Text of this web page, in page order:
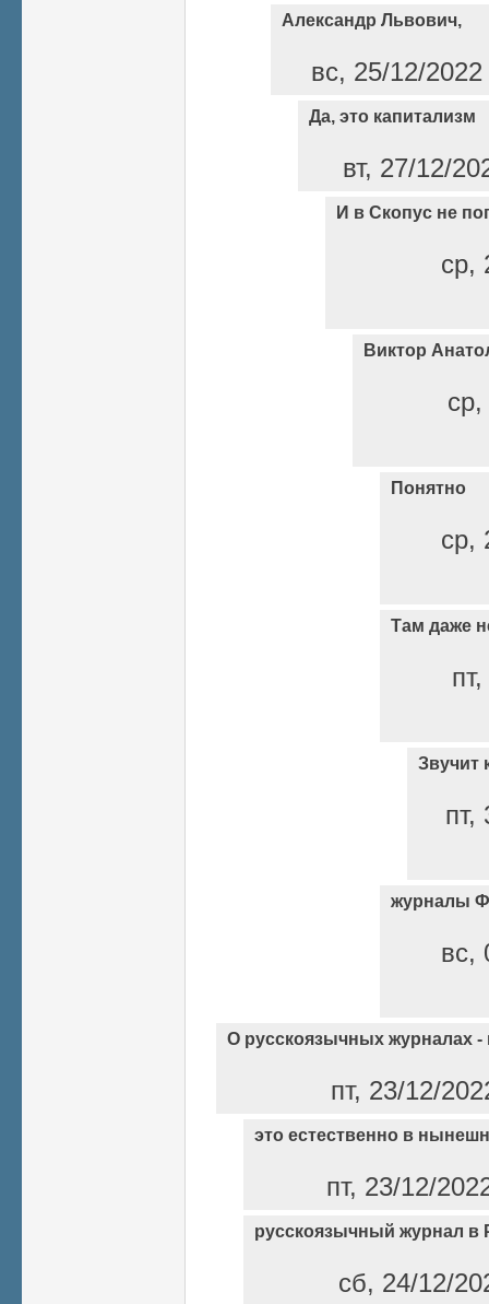
Александр Львович,
вс, 25/12/
Да, это капитализм
вт, 27/12/
И в Скопус не
ср,
Виктор
Понятно
ср,
Там даже
Звучит
пт,
журналы
вс,
О русскоязычных журналах
пт, 23/12/
это естественно в
пт, 23/12/
русскоязычный журнал в
сб, 24/12/